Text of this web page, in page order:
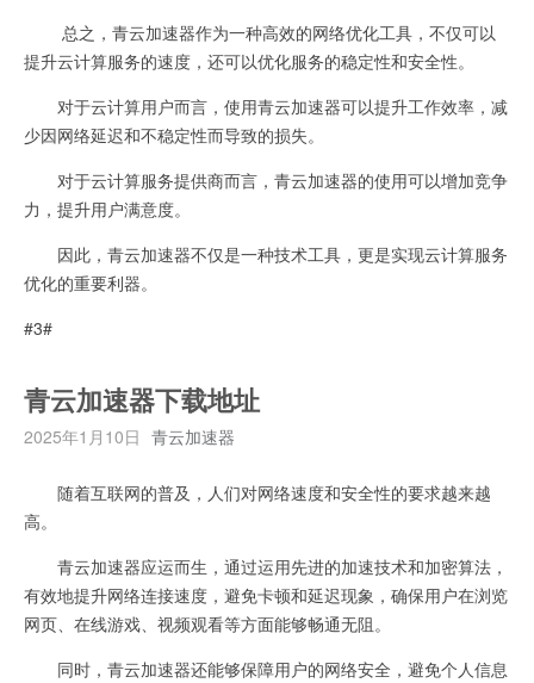
总之，青云加速器作为一种高效的网络优化工具，不仅可以
提升云计算服务的速度，还可以优化服务的稳定性和安全性。
对于云计算用户而言，使用青云加速器可以提升工作效率，减
少因网络延迟和不稳定性而导致的损失。
对于云计算服务提供商而言，青云加速器的使用可以增加竞争
力，提升用户满意度。
因此，青云加速器不仅是一种技术工具，更是实现云计算服务
优化的重要利器。
#3#
青云加速器下载地址
2025年1月10日 青云加速器
随着互联网的普及，人们对网络速度和安全性的要求越来越
高。
青云加速器应运而生，通过运用先进的加速技术和加密算法，
有效地提升网络连接速度，避免卡顿和延迟现象，确保用户在浏览
网页、在线游戏、视频观看等方面能够畅通无阻。
同时，青云加速器还能够保障用户的网络安全，避免个人信息